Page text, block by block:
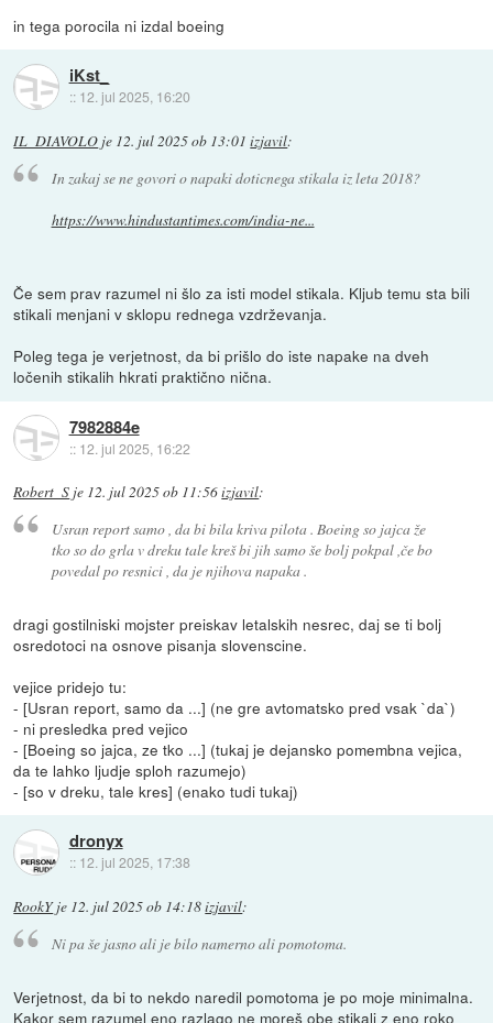
in tega porocila ni izdal boeing
iKst_
:: 12. jul 2025, 16:20
IL_DIAVOLO je 12. jul 2025 ob 13:01 izjavil:
In zakaj se ne govori o napaki doticnega stikala iz leta 2018?
https://www.hindustantimes.com/india-ne...
Če sem prav razumel ni šlo za isti model stikala. Kljub temu sta bili
stikali menjani v sklopu rednega vzdrževanja.
Poleg tega je verjetnost, da bi prišlo do iste napake na dveh
ločenih stikalih hkrati praktično nična.
7982884e
:: 12. jul 2025, 16:22
Robert_S je 12. jul 2025 ob 11:56izjavil:
Usran report samo , da bi bila kriva pilota . Boeing so jajca že
tko so do grla v dreku tale kreš bi jih samo še bolj pokpal ,če bo
povedal po resnici , da je njihova napaka .
dragi gostilniski mojster preiskav letalskih nesrec, daj se ti bolj
osredotoci na osnove pisanja slovenscine.
vejice pridejo tu:
- [Usran report, samo da ...] (ne gre avtomatsko pred vsak `da`)
- ni presledka pred vejico
- [Boeing so jajca, ze tko ...] (tukaj je dejansko pomembna vejica,
da te lahko ljudje sploh razumejo)
- [so v dreku, tale kres] (enako tudi tukaj)
dronyx
:: 12. jul 2025, 17:38
RookYje 12. jul 2025 ob 14:18izjavil:
Ni pa še jasno ali je bilo namerno ali pomotoma.
Verjetnost, da bi to nekdo naredil pomotoma je po moje minimalna.
Kakor sem razumel eno razlago ne moreš obe stikali z eno roko